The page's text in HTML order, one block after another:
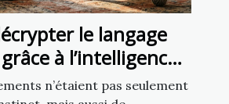
le langage
à l’intelligence
n’étaient pas seulement